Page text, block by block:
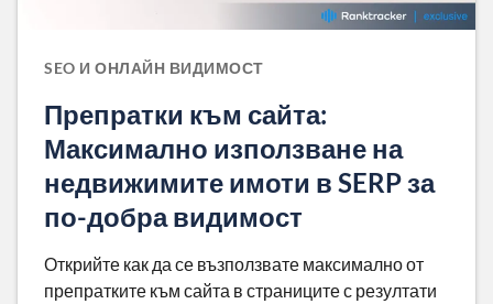
SEO И ОНЛАЙН ВИДИМОСТ
Препратки към сайта:
Максимално използване на
недвижимите имоти в SERP за
по-добра видимост
Открийте как да се възползвате максимално от
препратките към сайта в страниците с резултати